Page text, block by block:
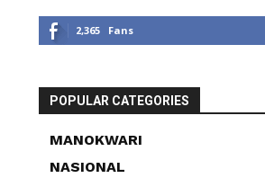
2,365 Fans
POPULAR CATEGORIES
MANOKWARI
NASIONAL